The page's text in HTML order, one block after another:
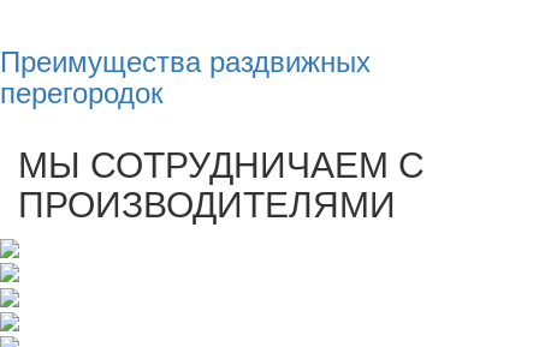
Преимущества раздвижных
перегородок
МЫ СОТРУДНИЧАЕМ С
ПРОИЗВОДИТЕЛЯМИ